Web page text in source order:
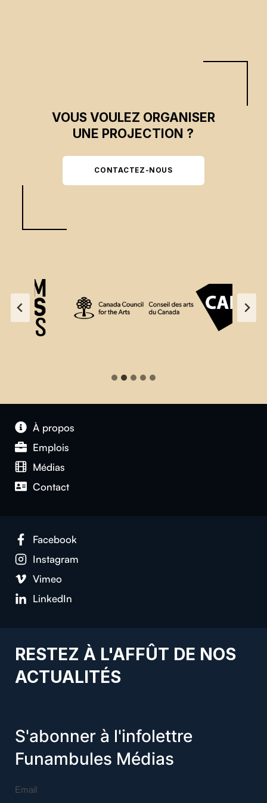
VOUS VOULEZ ORGANISER
UNE PROJECTION ?
CONTACTEZ-NOUS
À propos
Emplois
Médias
Contact
Facebook
Instagram
Vimeo
LinkedIn
RESTEZ À L'AFFÛT DE NOS
ACTUALITÉS
S'abonner à l'infolettre
Funambules Médias
Email